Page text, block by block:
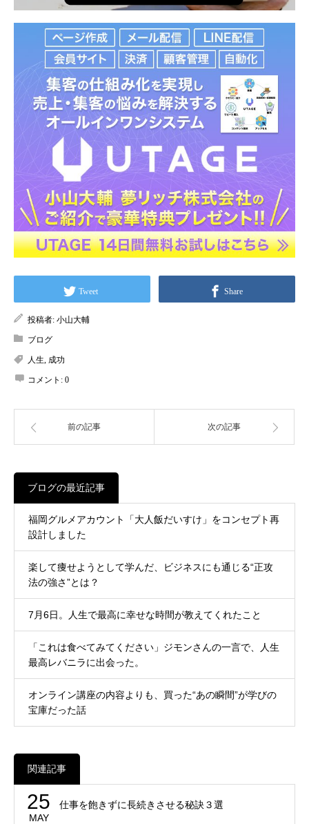
Tweet Share
投稿者: 小山大輔
ブログ
人生, 成功
コメント: 0
前の記事 次の記事
ブログの最近記事
福岡グルメアカウント「大人飯だいすけ」をコンセプト再
設計しました
楽して痩せようとして学んだ、ビジネスにも通じる“正攻
法の強さ”とは？
7月6日。人生で最高に幸せな時間が教えてくれたこと
「これは食べてみてください」ジモンさんの一言で、人生
最高レバニラに出会った。
オンライン講座の内容よりも、買った“あの瞬間”が学びの
宝庫だった話
関連記事
25
MAY
仕事を飽きずに長続きさせる秘訣３選